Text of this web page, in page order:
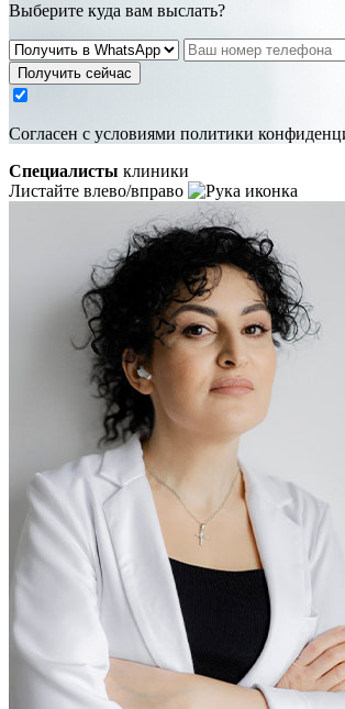
Выберите куда вам выслать?
Получить сейчас
Cогласен с условиями политики
Специалисты клиники
Листайте влево/вправо